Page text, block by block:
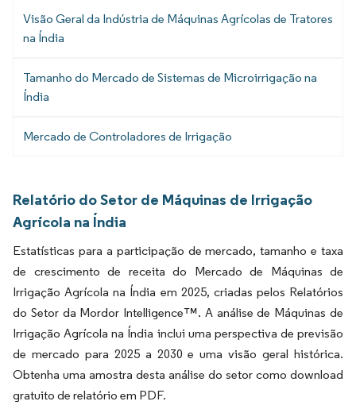
Visão Geral da Indústria de Máquinas Agrícolas de Tratores
na Índia
Tamanho do Mercado de Sistemas de Microirrigação na
Índia
Mercado de Controladores de Irrigação
Relatório do Setor de Máquinas de Irrigação
Agrícola na Índia
Estatísticas para a participação de mercado, tamanho e taxa
de crescimento de receita do Mercado de Máquinas de
Irrigação Agrícola na Índia em 2025, criadas pelos Relatórios
do Setor da Mordor Intelligence™. A análise de Máquinas de
Irrigação Agrícola na Índia inclui uma perspectiva de previsão
de mercado para 2025 a 2030 e uma visão geral histórica.
Obtenha uma amostra desta análise do setor como download
gratuito de relatório em PDF.